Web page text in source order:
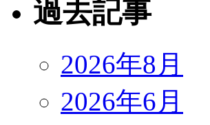
過去記事
2026年8月
2026年6月